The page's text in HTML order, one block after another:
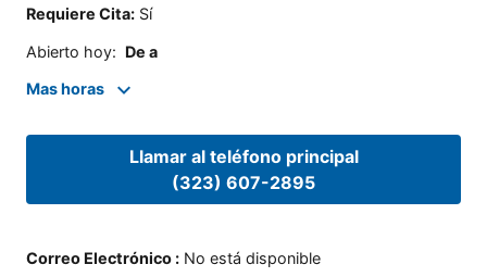
Requiere Cita: Sí
Abierto hoy: De a
Mas horas
Llamar al teléfono principal
(323) 607-2895
Correo Electrónico : No está disponible